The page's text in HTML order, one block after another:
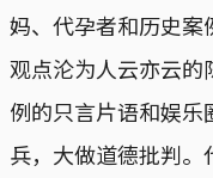
妈、代孕者和历史
观点沦为人云亦云的
例的只言片语和娱
兵，大做道德批判